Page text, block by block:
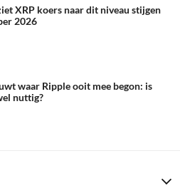
XRP koers naar dit niveau stijgen
2026
waar Ripple ooit mee begon: is
nuttig?